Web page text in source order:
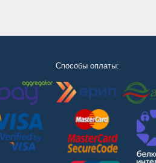
Способы оплаты: